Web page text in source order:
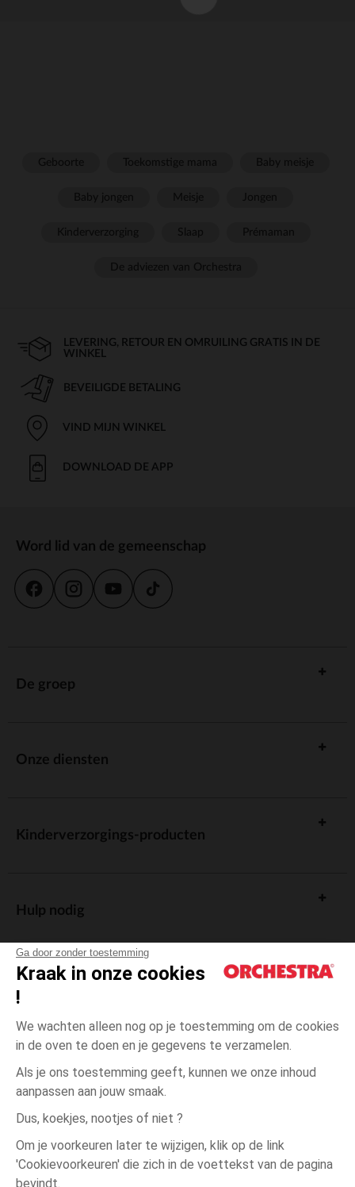
Ga door zonder toestemming
Kraak in onze cookies
!
We wachten alleen nog op je toestemming om de cookies
in de oven te doen en je gegevens te verzamelen.
Als je ons toestemming geeft, kunnen we onze inhoud
aanpassen aan jouw smaak.
Dus, koekjes, nootjes of niet ?
Om je voorkeuren later te wijzigen, klik op de link
'Cookievoorkeuren' die zich in de voettekst van de pagina
bevindt.
Ecru Ecru
4
LEVERING, RETOUR EN OMRUILING GRATIS IN DE
WINKEL
BEVEILIGDE BETALING
VIND MIJN WINKEL
DOWNLOAD DE APP
Word lid van de gemeenschap
De groep
Onze diensten
Kinderverzorgings-producten
Hulp nodig
Algemene verkoopsvoorwaarden
Wettelijke bepalingen
Persoonsgegevens